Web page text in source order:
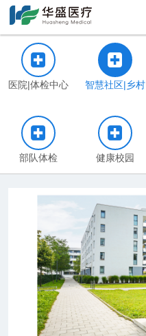

医院|体检中心

智慧社区|乡村

部队体检

健康校园